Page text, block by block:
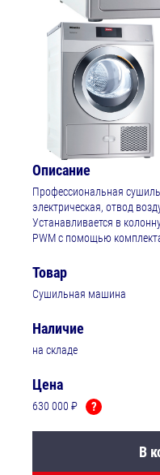
Описание
Профессиональная
электрическая, отвод
Устанавливается в
PWM с помощью
Товар
Сушильная машина
Наличие
на складе
Цена
630 000 ₽ ?
В